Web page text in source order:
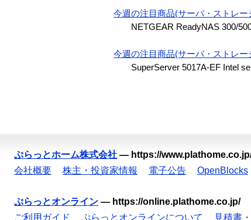
今週の注目商品(サーバ・ストレー
NETGEAR ReadyNAS 300/
今週の注目商品(サーバ・ストレー
SuperServer 5017A-EF Intel
ぷらっとホーム株式会社 — https://
会社概要
株主・投資家情報 電子公告 OpenBlocks
ぷらっとオンライン — https://online.plathome.co.jp/
ご利用ガイド
ぷらっとオンラインについて 見積書